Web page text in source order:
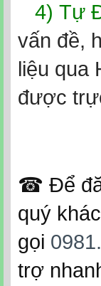
4) Tự
vấn đề,
liệu qua
được
☎ Để
quý
gọi
trợ